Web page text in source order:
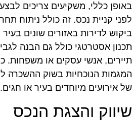
כללי, משקיעים צריכים
קניית נכס. זה כולל ניתוח
לדירות באזורים שונים בעיר
אסטרטגי כולל גם הבנה
אנשי עסקים או משפחות.
הנוכחיות בשוק ההשכרה
אירועים מיוחדים בעיר או חגים.
והצגת הנכס